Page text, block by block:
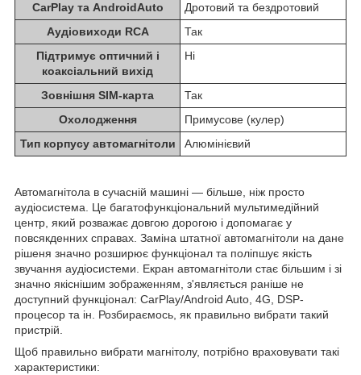
CarPlay та AndroidAuto
Дротовий та бездротовий
Аудіовиходи RCA
Так
Підтримує оптичний і
коаксіальний вихід
Ні
Зовнішня SIM-карта
Так
Охолодження
Примусове (кулер)
Тип корпусу автомагнітоли
Алюмінієвий
Автомагнітола в сучасній машині — більше, ніж просто
аудіосистема. Це багатофункціональний мультимедійний
центр, який розважає довгою дорогою і допомагає у
повсякденних справах. Заміна штатної автомагнітоли на дане
рішеня значно розширює функціонал та поліпшує якість
звучання аудіосистеми. Екран автомагнітоли стає більшим і зі
значно якіснішим зображенням, з'являється раніше не
доступний функціонал: CarPlay/Android Auto, 4G, DSP-
процесор та ін. Розбираємось, як правильно вибрати такий
пристрій.
Щоб правильно вибрати магнітолу, потрібно враховувати такі
характеристики: